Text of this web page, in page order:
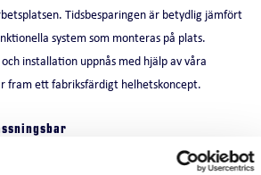
Tidsbesparingen är betydlig jämfört
system som monteras på plats.
installation uppnås med hjälp av våra
fram ett fabriksfärdigt helhetskoncept.
med två kylkretsar som garanterar